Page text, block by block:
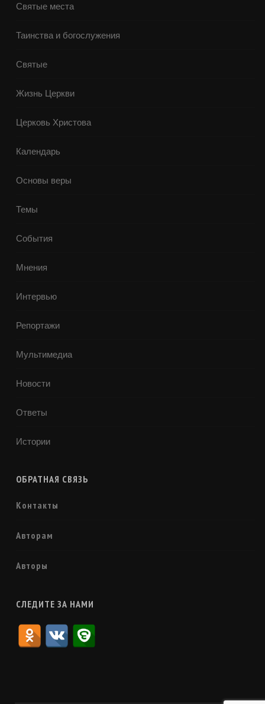
Святые места
Таинства и богослужения
Святые
Жизнь Церкви
Церковь Христова
Календарь
Основы веры
Темы
События
Мнения
Интервью
Репортажи
Мультимедиа
Новости
Ответы
Истории
ОБРАТНАЯ СВЯЗЬ
Контакты
Авторам
Авторы
СЛЕДИТЕ ЗА НАМИ